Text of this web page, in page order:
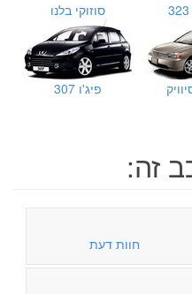
סוזוקי בלנו
פיג'ו 307
זה:
חוות דעת